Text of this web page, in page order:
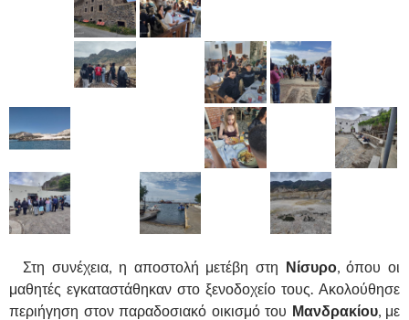
Στη συνέχεια, η αποστολή μετέβη στη Νίσυρο, όπου οι
μαθητές εγκαταστάθηκαν στο ξενοδοχείο τους. Ακολούθησε
περιήγηση στον παραδοσιακό οικισμό του Μανδρακίου, με